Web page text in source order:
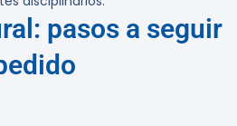
pasos a seguir